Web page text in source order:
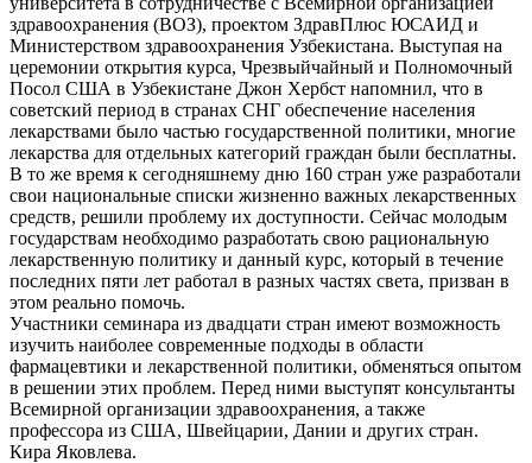
здравоохранения (ВОЗ), проектом ЗдравПлюс ЮСАИД и
Министерством здравоохранения Узбекистана. Выступая на
церемонии открытия курса, Чрезвыйчайный и Полномочный
Посол США в Узбекистане Джон Хербст напомнил, что в
советский период в странах СНГ обеспечение населения
лекарствами было частью государственной политики, многие
лекарства для отдельных категорий граждан были бесплатны.
В то же время к сегодняшнему дню 160 стран уже разработали
свои национальные списки жизненно важных лекарственных
средств, решили проблему их доступности. Сейчас молодым
государствам необходимо разработать свою рациональную
лекарственную политику и данный курс, который в течение
последних пяти лет работал в разных частях света, призван в
этом реально помочь.
Участники семинара из двадцати стран имеют возможность
изучить наиболее современные подходы в области
фармацевтики и лекарственной политики, обменяться опытом
в решении этих проблем. Перед ними выступят консультанты
Всемирной организации здравоохранения, а также
профессора из США, Швейцарии, Дании и других стран.
Кира Яковлева.